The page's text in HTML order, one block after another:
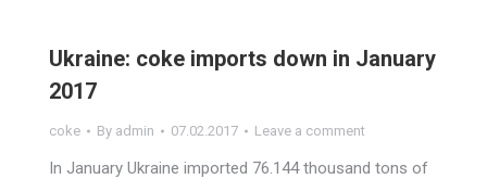
Ukraine: coke imports down in January
2017
coke By admin 07.02.2017 Leave a comment
In January Ukraine imported 76.144 thousand tons of